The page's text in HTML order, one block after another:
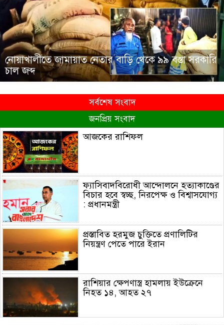
নোয়াখালীতে জামায়াত নেতার বাড়ি থেকে ৯৯ বস্তা সরকারি
চাল জব্দ
সর্বশেষ সংবাদ
জনপ্রিয় সংবাদ
আজকের রাশিফল
ফ্যাসিবাদবিরোধী আন্দোলনে হত্যাকাণ্ডের
বিচার হবে স্বচ্ছ, নিরপেক্ষ ও বিশ্বাসযোগ্য
: প্রধানমন্ত্রী
প্রস্তাবিত হরমুজ চুক্তিতে প্রণালিটির
নিয়ন্ত্রণ পেতে পারে ইরান
রাশিয়ার ক্ষেপণাস্ত্র হামলায় ইউক্রেনে
নিহত ১৪, আহত ২৭